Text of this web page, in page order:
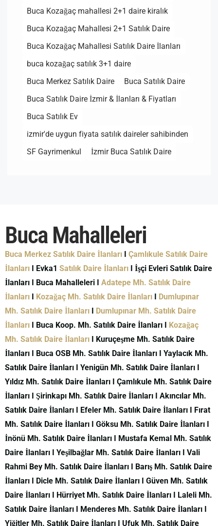
Buca Kozağaç mahallesi 2+1 daire kiralık
Buca Kozağaç Mahallesi 2+1 Satılık Daire
Buca Kozağaç Mahallesi Satılık Daire İlanları
buca kozağaç satılık 3+1 daire
Buca Merkez Satılık Daire
Buca Satılık Daire
Buca Satılık Daire İzmir & İlanları & Fiyatları
Buca Satılık Ev
izmir'de uygun fiyata satılık daireler sahibinden
SF Gayrimenkul
İzmir Buca Satılık Daire
Buca Mahalleleri
Buca Merkez Satılık Daire İlanları I Çamlıkule Satılık Daire
İlanları I Evka1 Satılık Daire İlanları I İşçi Evleri Satılık Daire
İlanları I Buca Mahalleleri I Adatepe Mh. Satılık Daire
İlanları I Kozağaç Mh. Satılık Daire İlanları I Dumlupınar
Mh. Satılık Daire İlanları I Dumlupınar Mh. Satılık Daire
İlanları I Buca Koop. Mh. Satılık Daire İlanları I Kozağaç
Mh. Satılık Daire İlanları I Kuruçeşme Mh. Satılık Daire
İlanları I Buca OSB Mh. Satılık Daire İlanları I Yaylacık Mh.
Satılık Daire İlanları I Yenigün Mh. Satılık Daire İlanları I
Yıldız Mh. Satılık Daire İlanları I Çamlıkule Mh. Satılık Daire
İlanları I Şirinkapı Mh. Satılık Daire İlanları I Akıncılar Mh.
Satılık Daire İlanları I Efeler Mh. Satılık Daire İlanları I Fırat
Mh. Satılık Daire İlanları I Göksu Mh. Satılık Daire İlanları I
İnönü Mh. Satılık Daire İlanları I Mustafa Kemal Mh. Satılık
Daire İlanları I Yeşilbağlar Mh. Satılık Daire İlanları I Vali
Rahmi Bey Mh. Satılık Daire İlanları I Barış Mh. Satılık Daire
İlanları I Dicle Mh. Satılık Daire İlanları I Güven Mh. Satılık
Daire İlanları I Hürriyet Mh. Satılık Daire İlanları I Laleli Mh.
Satılık Daire İlanları I Menderes Mh. Satılık Daire İlanları I
Yiğitler Mh. Satılık Daire İlanları I Ufuk Mh. Satılık Daire